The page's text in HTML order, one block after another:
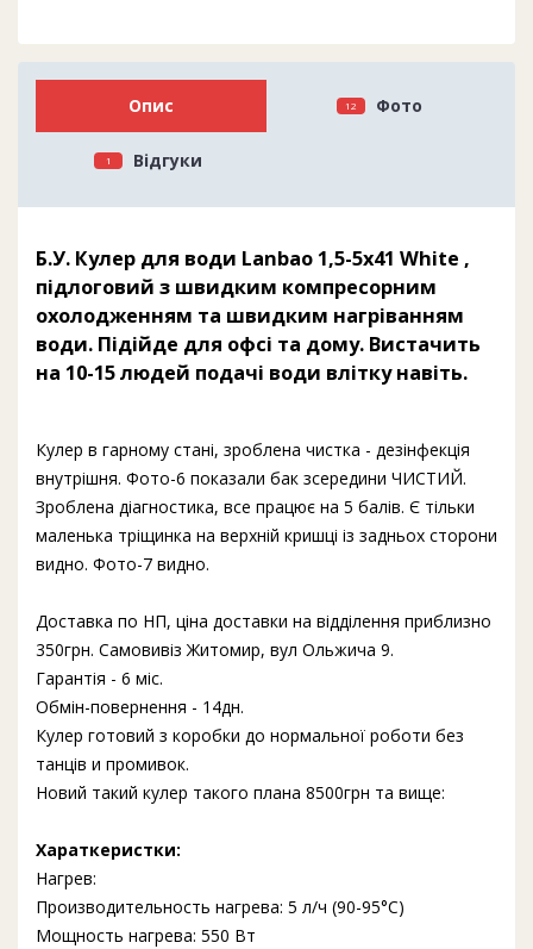
Опис 12 Фото
1 Відгуки
Б.У. Кулер для води Lanbao 1,5-5x41 White ,
підлоговий з швидким компресорним
охолодженням та швидким нагріванням
води. Підійде для офсі та дому. Вистачить
на 10-15 людей подачі води влітку навіть.
Кулер в гарному стані, зроблена чистка - дезінфекція
внутрішня. Фото-6 показали бак зсередини ЧИСТИЙ.
Зроблена діагностика, все працює на 5 балів. Є тільки
маленька тріщинка на верхній кришці із задньох сторони
видно. Фото-7 видно.
Доставка по НП, ціна доставки на відділення приблизно
350грн. Самовивіз Житомир, вул Ольжича 9.
Гарантія - 6 міс.
Обмін-повернення - 14дн.
Кулер готовий з коробки до нормальної роботи без
танців и промивок.
Новий такий кулер такого плана 8500грн та вище:
Хараткеристки:
Нагрев:
Производительность нагрева: 5 л/ч (90-95°C)
Мощность нагрева: 550 Вт